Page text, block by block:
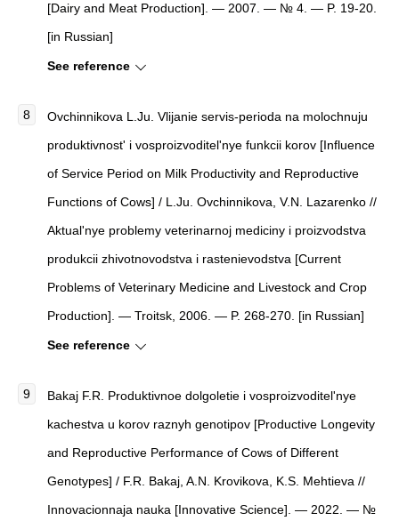
[Dairy and Meat Production]. — 2007. — № 4. — P. 19-20.
[in Russian]
See reference
Ovchinnikova L.Ju. Vlijanie servis-perioda na molochnuju
produktivnost' i vosproizvoditel'nye funkcii korov [Influence
of Service Period on Milk Productivity and Reproductive
Functions of Cows] / L.Ju. Ovchinnikova, V.N. Lazarenko //
Aktual'nye problemy veterinarnoj mediciny i proizvodstva
produkcii zhivotnovodstva i rastenievodstva [Current
Problems of Veterinary Medicine and Livestock and Crop
Production]. — Troitsk, 2006. — P. 268-270. [in Russian]
See reference
Bakaj F.R. Produktivnoe dolgoletie i vosproizvoditel'nye
kachestva u korov raznyh genotipov [Productive Longevity
and Reproductive Performance of Cows of Different
Genotypes] / F.R. Bakaj, A.N. Krovikova, K.S. Mehtieva //
Innovacionnaja nauka [Innovative Science]. — 2022. — №